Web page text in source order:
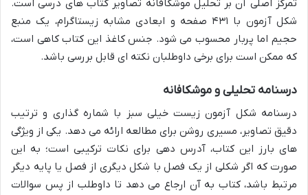
تمرکز اصلی آن بر تحلیل موشکافانه تصاویر کتاب های درسی است.
شکل آزمون با ۴۳۱ صفحه و ابعادی مشابه زیستاگرام، یک منبع
حجیم اما پربار محسوب می شود. جنس کاغذ این کتاب کاهی است،
که ممکن است برای برخی داوطلبان نکته ای قابل بررسی باشد.
درسنامه تحلیلی و موشکافانه
درسنامه شکل آزمون زیست خیلی سبز با شماره گذاری و ترتیب
دقیق تصاویر، مسیری روشن برای مطالعه ارائه می دهد. یکی از ویژگی
های بارز این کتاب، آدرس دهی برای نکات ترکیبی است؛ به این
صورت که اگر شکلی از یک فصل با شکل دیگری از فصل یا پایه دیگر
مرتبط باشد، کتاب به آن ارجاع می دهد تا داوطلب از پس سوالات